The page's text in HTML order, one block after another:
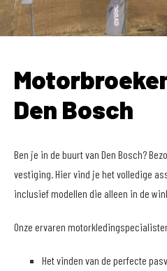
Den Bosch
Ben je in de buurt van Den Bosch?
vestiging. Hier vind je het volledige
inclusief modellen die alleen in de
Onze ervaren
Het vinden van de perfecte